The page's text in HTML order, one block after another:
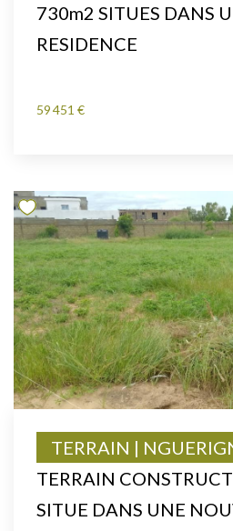
730m2 SITUES DANS
RESIDENCE
59 451 €
TERRAIN
SITUE DANS UNE
TERRAIN |